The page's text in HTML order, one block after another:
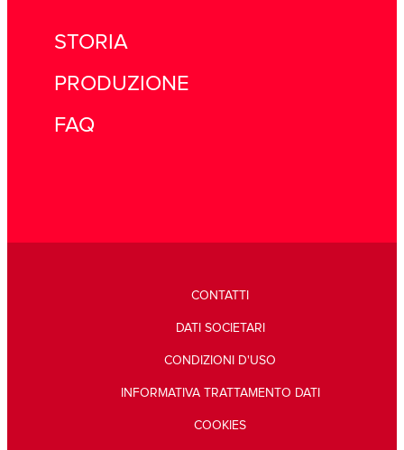
STORIA
PRODUZIONE
FAQ
CONTATTI
DATI SOCIETARI
CONDIZIONI D'USO
INFORMATIVA TRATTAMENTO DATI
COOKIES